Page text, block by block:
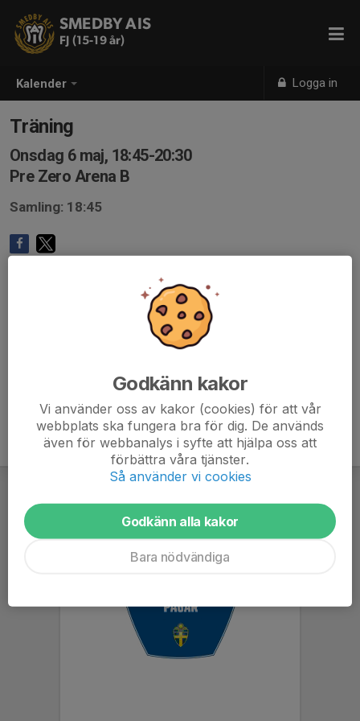
Kalender Logga in
SMEDBY AIS
FJ (15-19 år)
Träning
Onsdag 6 maj, 18:45-20:30
Pre Zero Arena B
Samling: 18:45
Godkänn kakor
Vi använder oss av kakor (cookies) för att vår
webbplats ska fungera bra för dig. De används
även för webbanalys i syfte att hjälpa oss att
förbättra våra tjänster.
Så använder vi cookies
Godkänn alla kakor
Bara nödvändiga